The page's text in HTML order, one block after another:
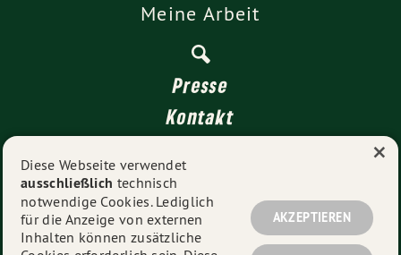
Meine Arbeit
Presse
Kontakt
Impressum
Datenschutz
Diese Webseite verwendet
ausschließlich technisch
notwendige Cookies. Lediglich
für die Anzeige von externen
Inhalten können zusätzliche
AKZEPTIEREN
×